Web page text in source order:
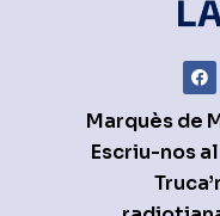
Marquès de
Escriu-nos